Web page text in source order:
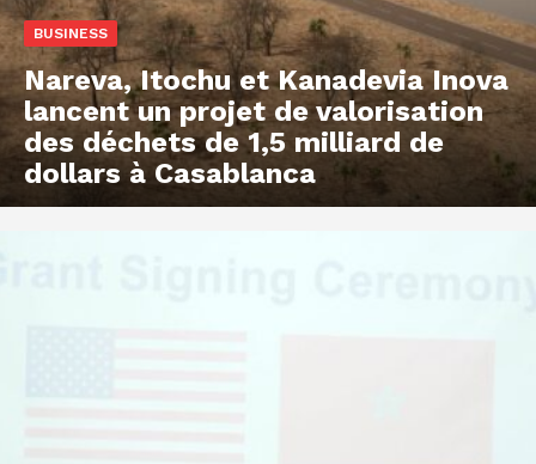
BUSINESS
Nareva, Itochu et Kanadevia Inova
lancent un projet de valorisation
des déchets de 1,5 milliard de
dollars à Casablanca